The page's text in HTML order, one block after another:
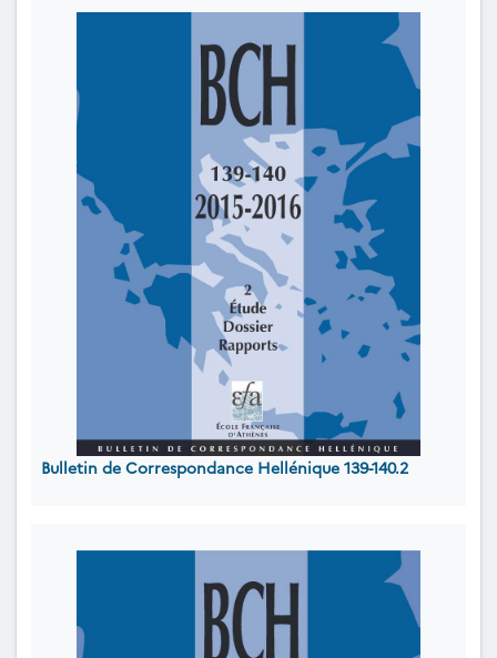
Bulletin de Correspondance Hellénique 139-140.2